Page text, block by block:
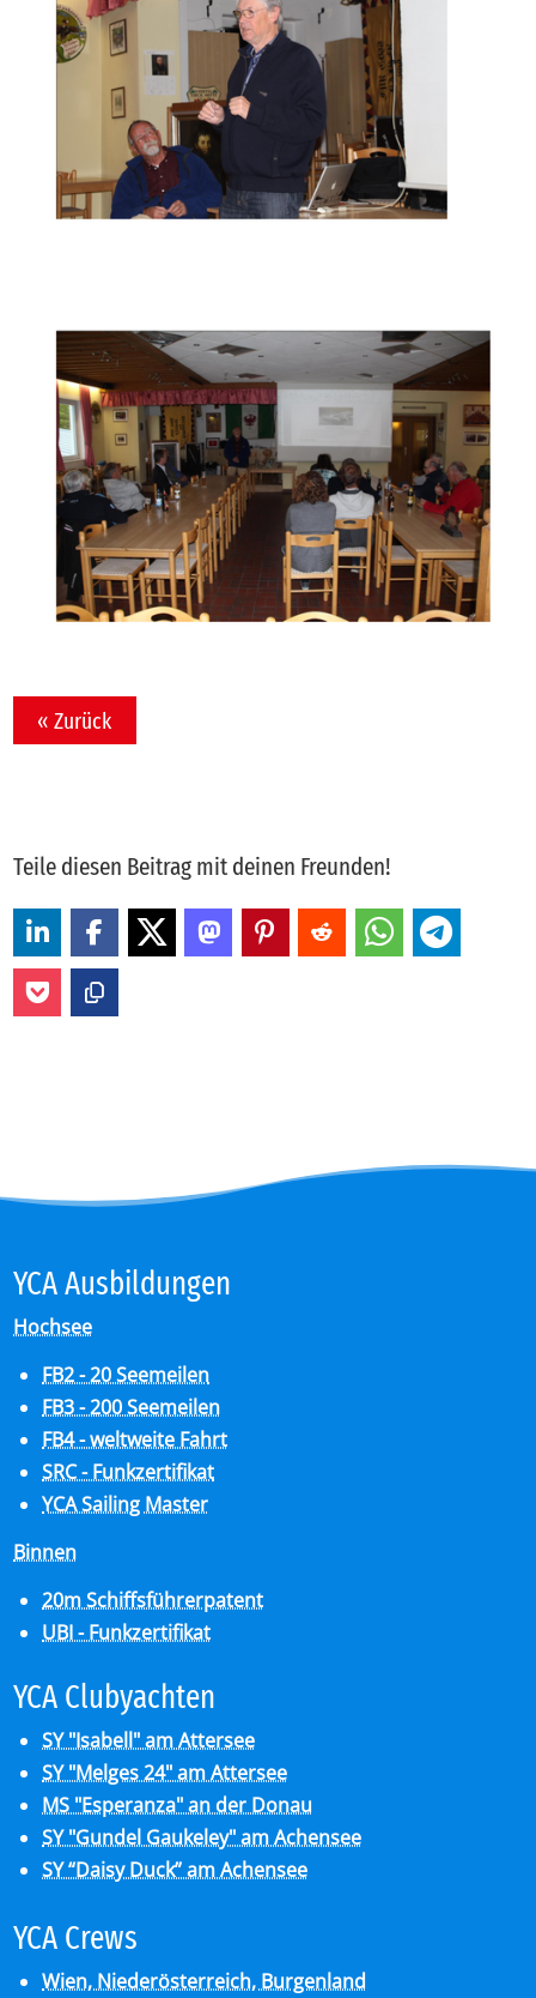
« Zurück
Teile diesen Beitrag mit deinen Freunden!
YCA Aus­bil­dun­gen
Hochsee
FB2 - 20 Seemeilen
FB3 - 200 Seemeilen
FB4 - weltweite Fahrt
SRC - Funkzertifikat
YCA Sailing Master
Binnen
20m Schiffsführerpatent
UBI - Funkzertifikat
YCA Club­y­ach­ten
SY "Isabell" am Attersee
SY "Melges 24" am Attersee
MS "Esperanza" an der Donau
SY "Gundel Gaukeley" am Achensee
SY “Daisy Duck” am Achensee
YCA Crews
Wien, Niederösterreich, Burgenland